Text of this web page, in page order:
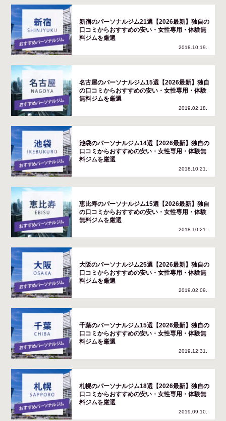
新宿のパーソナルジム21選【2026最新】独自の
口コミからおすすめの安い・女性専用・体験無
料ジムを厳選
2018.10.19.
名古屋のパーソナルジム15選【2026最新】独自
の口コミからおすすめの安い・女性専用・体験
無料ジムを厳選
2019.02.18.
池袋のパーソナルジム14選【2026最新】独自の
口コミからおすすめの安い・女性専用・体験無
料ジムを厳選
2018.10.21.
恵比寿のパーソナルジム15選【2026最新】独自
の口コミからおすすめの安い・女性専用・体験
無料ジムを厳選
2018.10.21.
大阪のパーソナルジム25選【2026最新】独自の
口コミからおすすめの安い・女性専用・体験無
料ジムを厳選
2019.02.09.
千葉のパーソナルジム15選【2026最新】独自の
口コミからおすすめの安い・女性専用・体験無
料ジムを厳選
2019.12.31.
札幌のパーソナルジム18選【2026最新】独自の
口コミからおすすめの安い・女性専用・体験無
料ジムを厳選
2019.09.10.